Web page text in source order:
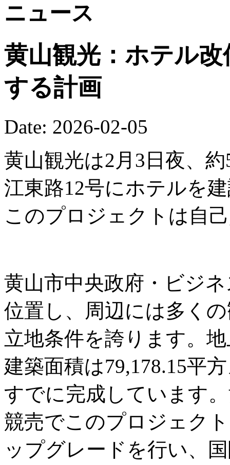
ニュース
黄山観光：ホテル
する計画
Date: 2026-02-05
黄山観光は2月3日夜、
江東路12号にホテルを
このプロジェクトは自
黄山市中央政府・ビジ
位置し、周辺には多く
立地条件を誇ります。
建築面積は79,178.15平
すでに完成しています
競売でこのプロジェク
ップグレードを行い、